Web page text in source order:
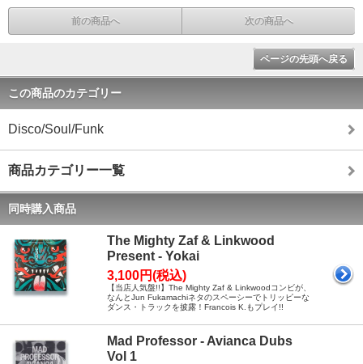
前の商品へ 次の商品へ
ページの先頭へ戻る
この商品のカテゴリー
Disco/Soul/Funk
商品カテゴリー一覧
同時購入商品
The Mighty Zaf & Linkwood
Present - Yokai
3,100円(税込)
【当店人気盤!!】The Mighty Zaf & Linkwoodコンビが、
なんとJun Fukamachiネタのスペーシーでトリッピーな
ダンス・トラックを披露！Francois K.もプレイ!!
Mad Professor - Avianca Dubs
Vol 1